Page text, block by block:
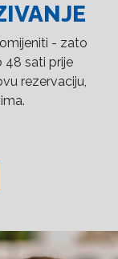
- zato
sati prije
rezervaciju,